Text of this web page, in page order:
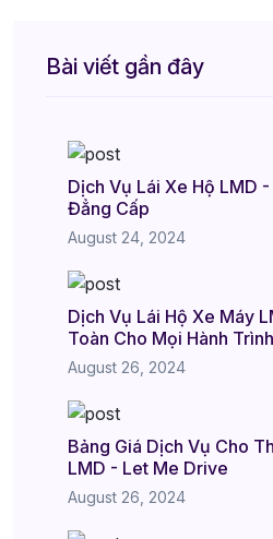
Bài viết gần đây
Dịch Vụ Lái Xe Hộ LMD
Đẳng Cấp
August 24, 2024
Dịch Vụ Lái Hộ Xe Máy
Toàn Cho Mọi Hành Trình
August 26, 2024
Bảng Giá Dịch Vụ Cho
LMD - Let Me Drive
August 26, 2024